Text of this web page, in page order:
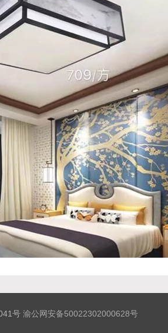
号渝公网安备50022302000628号